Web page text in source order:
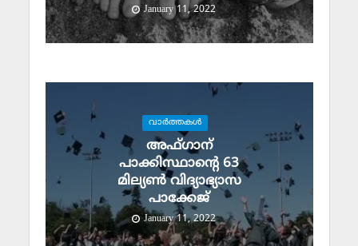
January 11, 2022
വാര്‍ത്തകള്‍
അഫ്ഗാന്
പാക്കിസ്ഥാന്റെ 63
മില്യൺ വിദ്യാഭ്യാസ
പാക്കേജ്
January 11, 2022